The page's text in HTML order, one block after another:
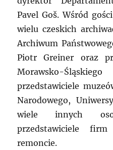
Pavel Goš. Wśród
wielu czeskich
Archiwum
Piotr Greiner oraz
Morawsko-
przedstawiciele
Narodowego,
wiele innych
przedstawiciele
remoncie.